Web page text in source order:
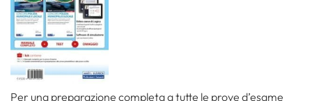
Per una preparazione completa a tutte le prove d’esame